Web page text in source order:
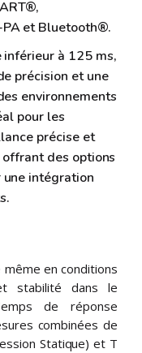
PA et Bluetooth®.
inférieur à 125 ms,
précision et une
environnements
pour les
précise et
des options
une intégration
en conditions
stabilité dans le
de réponse
combinées de
Statique) et T